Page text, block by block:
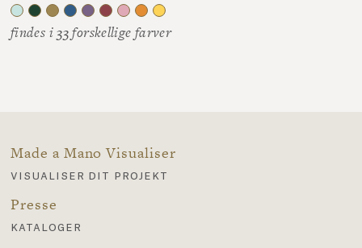
findes i 33 forskellige farver
Made a Mano Visualiser
visualiser dit projekt
Presse
kataloger